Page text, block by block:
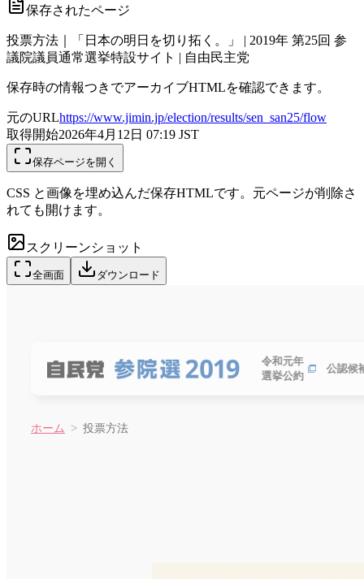
保存されたページ
投票方法｜「日本の明日を切り拓く。」 | 2019年 第25回 参
議院議員通常選挙特設サイト | 自由民主党
保存時の情報つきでアーカイブHTMLを確認できます。
元のURLhttps://www.jimin.jp/election/results/sen_san25/flow
取得開始2026年4月12日 07:19 JST
保存ページを開く
CSS と画像を埋め込んだ保存HTMLです。元ページが削除さ
れても開けます。
スクリーンショット
全画面 ダウンロード